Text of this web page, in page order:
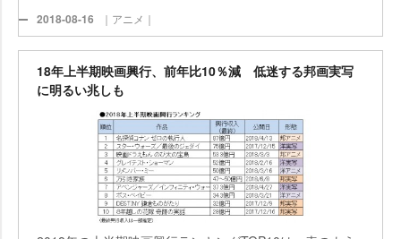
2018-08-16 ｜アニメ｜
18年上半期映画興行、前年比10％減 低迷する邦画実写
に明るい兆しも